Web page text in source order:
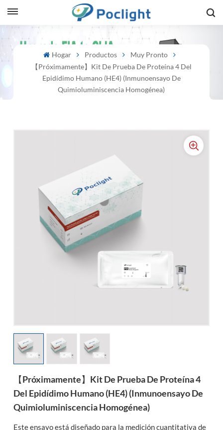
Hogar Productos
Muy Pronto
【Próximamente】Kit De Prueba De Proteína 4 Del
Epidídimo Humano (HE4) (inmunoensayo De
Quimioluminiscencia Homogénea)
【Próximamente】Kit De Prueba De Proteína 4
Del Epidídimo Humano (HE4) (inmunoensayo De
Quimioluminiscencia Homogénea)
Este ensayo está diseñado para la medición cuantitativa de